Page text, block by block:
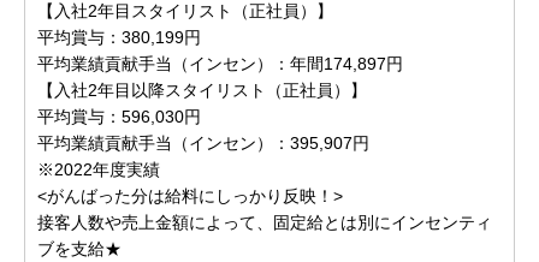
【入社2年目スタイリスト（正社員）】
平均賞与：380,199円
平均業績貢献手当（インセン）：年間174,897円
【入社2年目以降スタイリスト（正社員）】
平均賞与：596,030円
平均業績貢献手当（インセン）：395,907円
※2022年度実績
<がんばった分は給料にしっかり反映！>
接客人数や売上金額によって、固定給とは別にインセンティ
ブを支給★